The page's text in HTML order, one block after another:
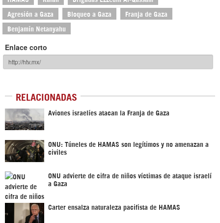
Agresión a Gaza Bloqueo a Gaza Franja de Gaza
Benjamín Netanyahu
Enlace corto
RELACIONADAS
Aviones israelíes atacan la Franja de Gaza
ONU: Túneles de HAMAS son legítimos y no amenazan a
civiles
ONU advierte de cifra de niños víctimas de ataque israelí
a Gaza
Carter ensalza naturaleza pacifista de HAMAS